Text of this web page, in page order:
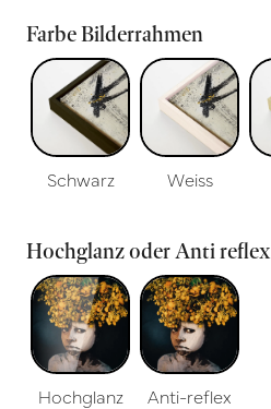
Farbe Bilderrahmen
Schwarz Weiss
Hochglanz oder Anti reflex
Hochglanz Anti-reflex